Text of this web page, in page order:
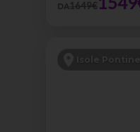
DA1649€
Isole Pontine